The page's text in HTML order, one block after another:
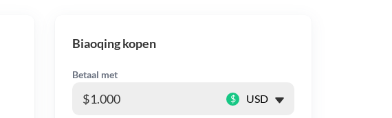
Biaoqing kopen
Betaal met
$